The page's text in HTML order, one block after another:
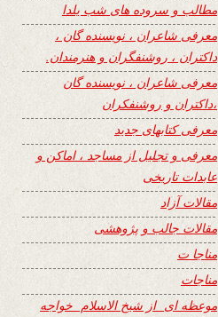
مطالب و سروده های شب یلدا
معرفی شاعران ، نویسنده گان ،
داکتران ، روشنفگران و هنرمندان.
معرفی شاعران ، نویسنده گان
،داکتران و روشنفکران
معرفی کتابهای جدید
معرفی و تجلیل از مساجد ، اماکن و
عابدات تاریخی
مقالات آزاد
مقالات جالب و پژوهشی
مناجا ت
مناجات
موعظه ای از شیخ الاسلام خواجه